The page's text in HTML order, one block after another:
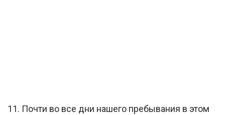
11. Почти во все дни нашего пребывания в этом